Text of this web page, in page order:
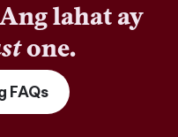
lahat ay
one.
FAQs